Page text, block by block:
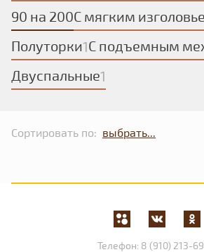
90 на 200С мягким
Полуторки1С подъемным
Двуспальные1
Сортировать по:
Телефон: 8 (910) 213-